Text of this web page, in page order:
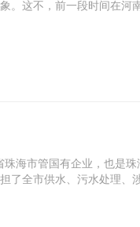
。这不，前一段时间在河
海市管国有企业，也是珠
了全市供水、污水处理、